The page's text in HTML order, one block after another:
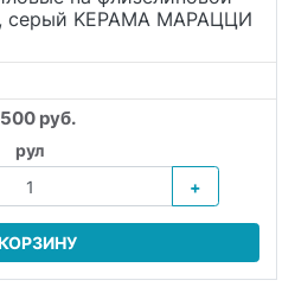
серый KЕРАМА МАРАЦЦИ
руб.
рул
+